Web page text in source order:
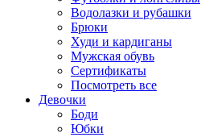
Водолазки и рубашки
Брюки
Худи и кардиганы
Мужская обувь
Сертификаты
Посмотреть все
Девочки
Боди
Юбки